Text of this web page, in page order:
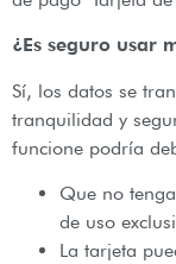
¿Es seguro usar
Sí, los datos se
tranquilidad y
funcione podría
Que no
de uso
La tarjeta